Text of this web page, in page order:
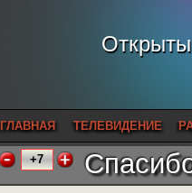
ГЛАВНАЯ ТЕЛЕВИДЕНИЕ
+7